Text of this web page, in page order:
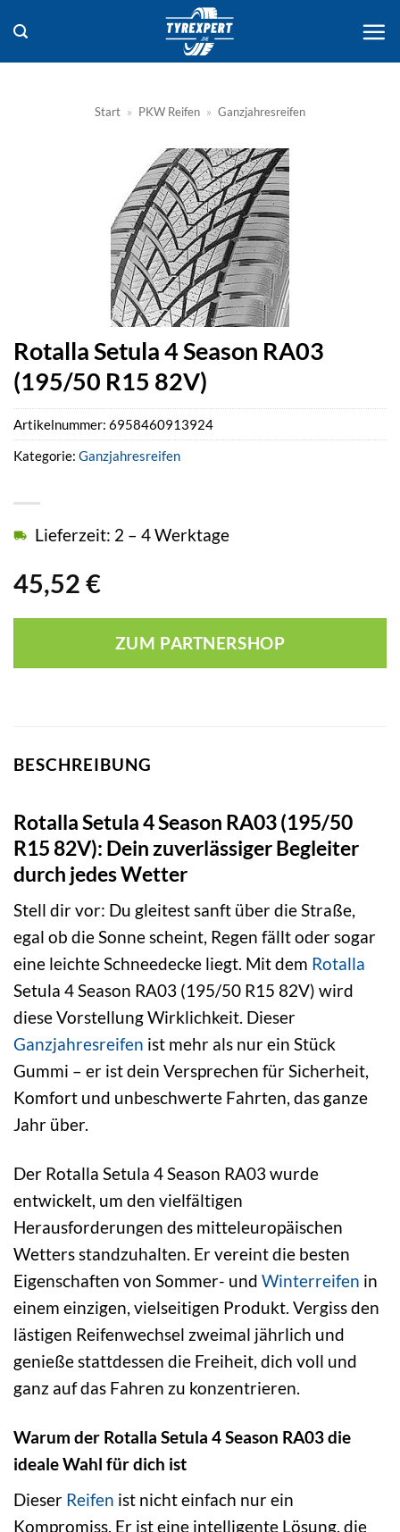
Inhalt
springen
Start » PKW Reifen » Ganzjahresreifen
Rotalla Setula 4 Season RA03
(195/50 R15 82V)
45,52 €
Lieferzeit: 2 – 4 Werktage
ZUM PARTNERSHOP
Artikelnummer: 6958460913924
Kategorie: Ganzjahresreifen
BESCHREIBUNG
Rotalla Setula 4 Season RA03 (195/50
R15 82V): Dein zuverlässiger Begleiter
durch jedes Wetter
Stell dir vor: Du gleitest sanft über die Straße,
egal ob die Sonne scheint, Regen fällt oder sogar
eine leichte Schneedecke liegt. Mit dem Rotalla
Setula 4 Season RA03 (195/50 R15 82V) wird
diese Vorstellung Wirklichkeit. Dieser
Ganzjahresreifen ist mehr als nur ein Stück
Gummi – er ist dein Versprechen für Sicherheit,
Komfort und unbeschwerte Fahrten, das ganze
Jahr über.
Der Rotalla Setula 4 Season RA03 wurde
entwickelt, um den vielfältigen
Herausforderungen des mitteleuropäischen
Wetters standzuhalten. Er vereint die besten
Eigenschaften von Sommer- und Winterreifen in
einem einzigen, vielseitigen Produkt. Vergiss den
lästigen Reifenwechsel zweimal jährlich und
genieße stattdessen die Freiheit, dich voll und
ganz auf das Fahren zu konzentrieren.
Warum der Rotalla Setula 4 Season RA03 die
ideale Wahl für dich ist
Dieser Reifen ist nicht einfach nur ein
Kompromiss. Er ist eine intelligente Lösung, die